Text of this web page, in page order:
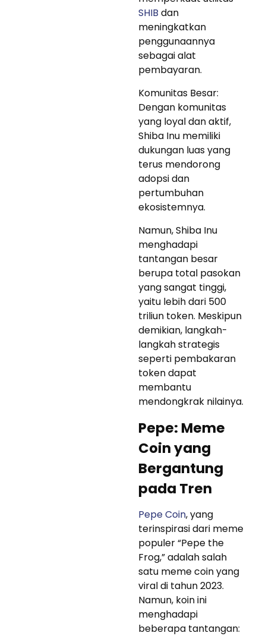
SHIB dan
meningkatkan
penggunaannya
sebagai alat
pembayaran.
Komunitas Besar:
Dengan komunitas
yang loyal dan aktif,
Shiba Inu memiliki
dukungan luas yang
terus mendorong
adopsi dan
pertumbuhan
ekosistemnya.
Namun, Shiba Inu
menghadapi
tantangan besar
berupa total pasokan
yang sangat tinggi,
yaitu lebih dari 500
triliun token. Meskipun
demikian, langkah-
langkah strategis
seperti pembakaran
token dapat
membantu
mendongkrak nilainya.
Pepe: Meme
Coin yang
Bergantung
pada Tren
Pepe Coin, yang
terinspirasi dari meme
populer “Pepe the
Frog,” adalah salah
satu meme coin yang
viral di tahun 2023.
Namun, koin ini
menghadapi
beberapa tantangan: